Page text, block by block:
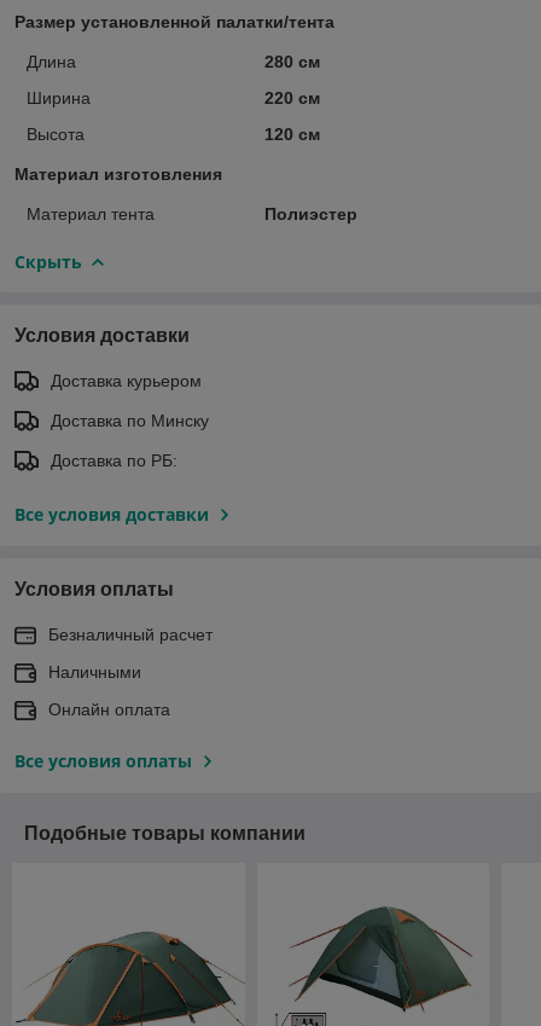
Размер установленной палатки/тента
Длина
280 см
Ширина
220 см
Высота
120 см
Материал изготовления
Материал тента Полиэстер
Скрыть
Условия доставки
Доставка курьером
Доставка по Минску
Доставка по РБ:
Все условия доставки
Условия оплаты
Безналичный расчет
Наличными
Онлайн оплата
Все условия оплаты
Подобные товары компании